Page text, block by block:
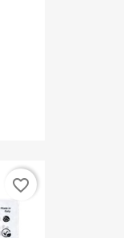
favorite_border